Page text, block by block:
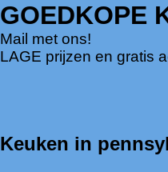
GOEDKOPE
Mail met ons!
LAGE prijzen en gratis
Keuken in